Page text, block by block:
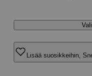
Lisää suosikkeihin,